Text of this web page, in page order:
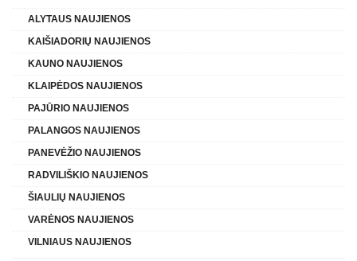
ALYTAUS NAUJIENOS
KAIŠIADORIŲ NAUJIENOS
KAUNO NAUJIENOS
KLAIPĖDOS NAUJIENOS
PAJŪRIO NAUJIENOS
PALANGOS NAUJIENOS
PANEVĖŽIO NAUJIENOS
RADVILIŠKIO NAUJIENOS
ŠIAULIŲ NAUJIENOS
VARĖNOS NAUJIENOS
VILNIAUS NAUJIENOS